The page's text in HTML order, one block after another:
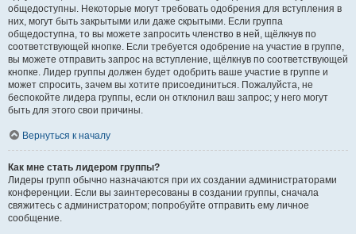
общедоступны. Некоторые могут требовать одобрения для вступления в
них, могут быть закрытыми или даже скрытыми. Если группа
общедоступна, то вы можете запросить членство в ней, щёлкнув по
соответствующей кнопке. Если требуется одобрение на участие в группе,
вы можете отправить запрос на вступление, щёлкнув по соответствующей
кнопке. Лидер группы должен будет одобрить ваше участие в группе и
может спросить, зачем вы хотите присоединиться. Пожалуйста, не
беспокойте лидера группы, если он отклонил ваш запрос; у него могут
быть для этого свои причины.
Вернуться к началу
Как мне стать лидером группы?
Лидеры групп обычно назначаются при их создании администраторами
конференции. Если вы заинтересованы в создании группы, сначала
свяжитесь с администратором; попробуйте отправить ему личное
сообщение.